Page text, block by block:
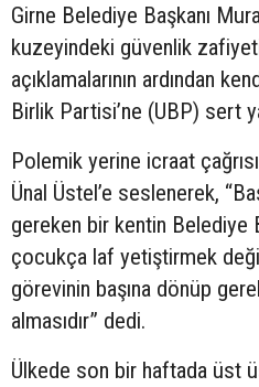
Girne Belediye Başkanı
kuzeyindeki güvenlik
açıklamalarının ardından
Birlik Partisi’ne (UBP) sert
Polemik yerine icraat
Ünal Üstel’e seslenerek,
gereken bir kentin Belediye
çocukça laf yetiştirmek
görevinin başına dönüp
almasıdır” dedi.
Ülkede son bir haftada üst